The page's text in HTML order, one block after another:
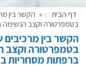
דף הבית » הקשר בין
בטמפרטורה וקצב הנשימה
הקשר בין מרכיבים
בטמפרטורה וקצב
ברפתות מסחריות